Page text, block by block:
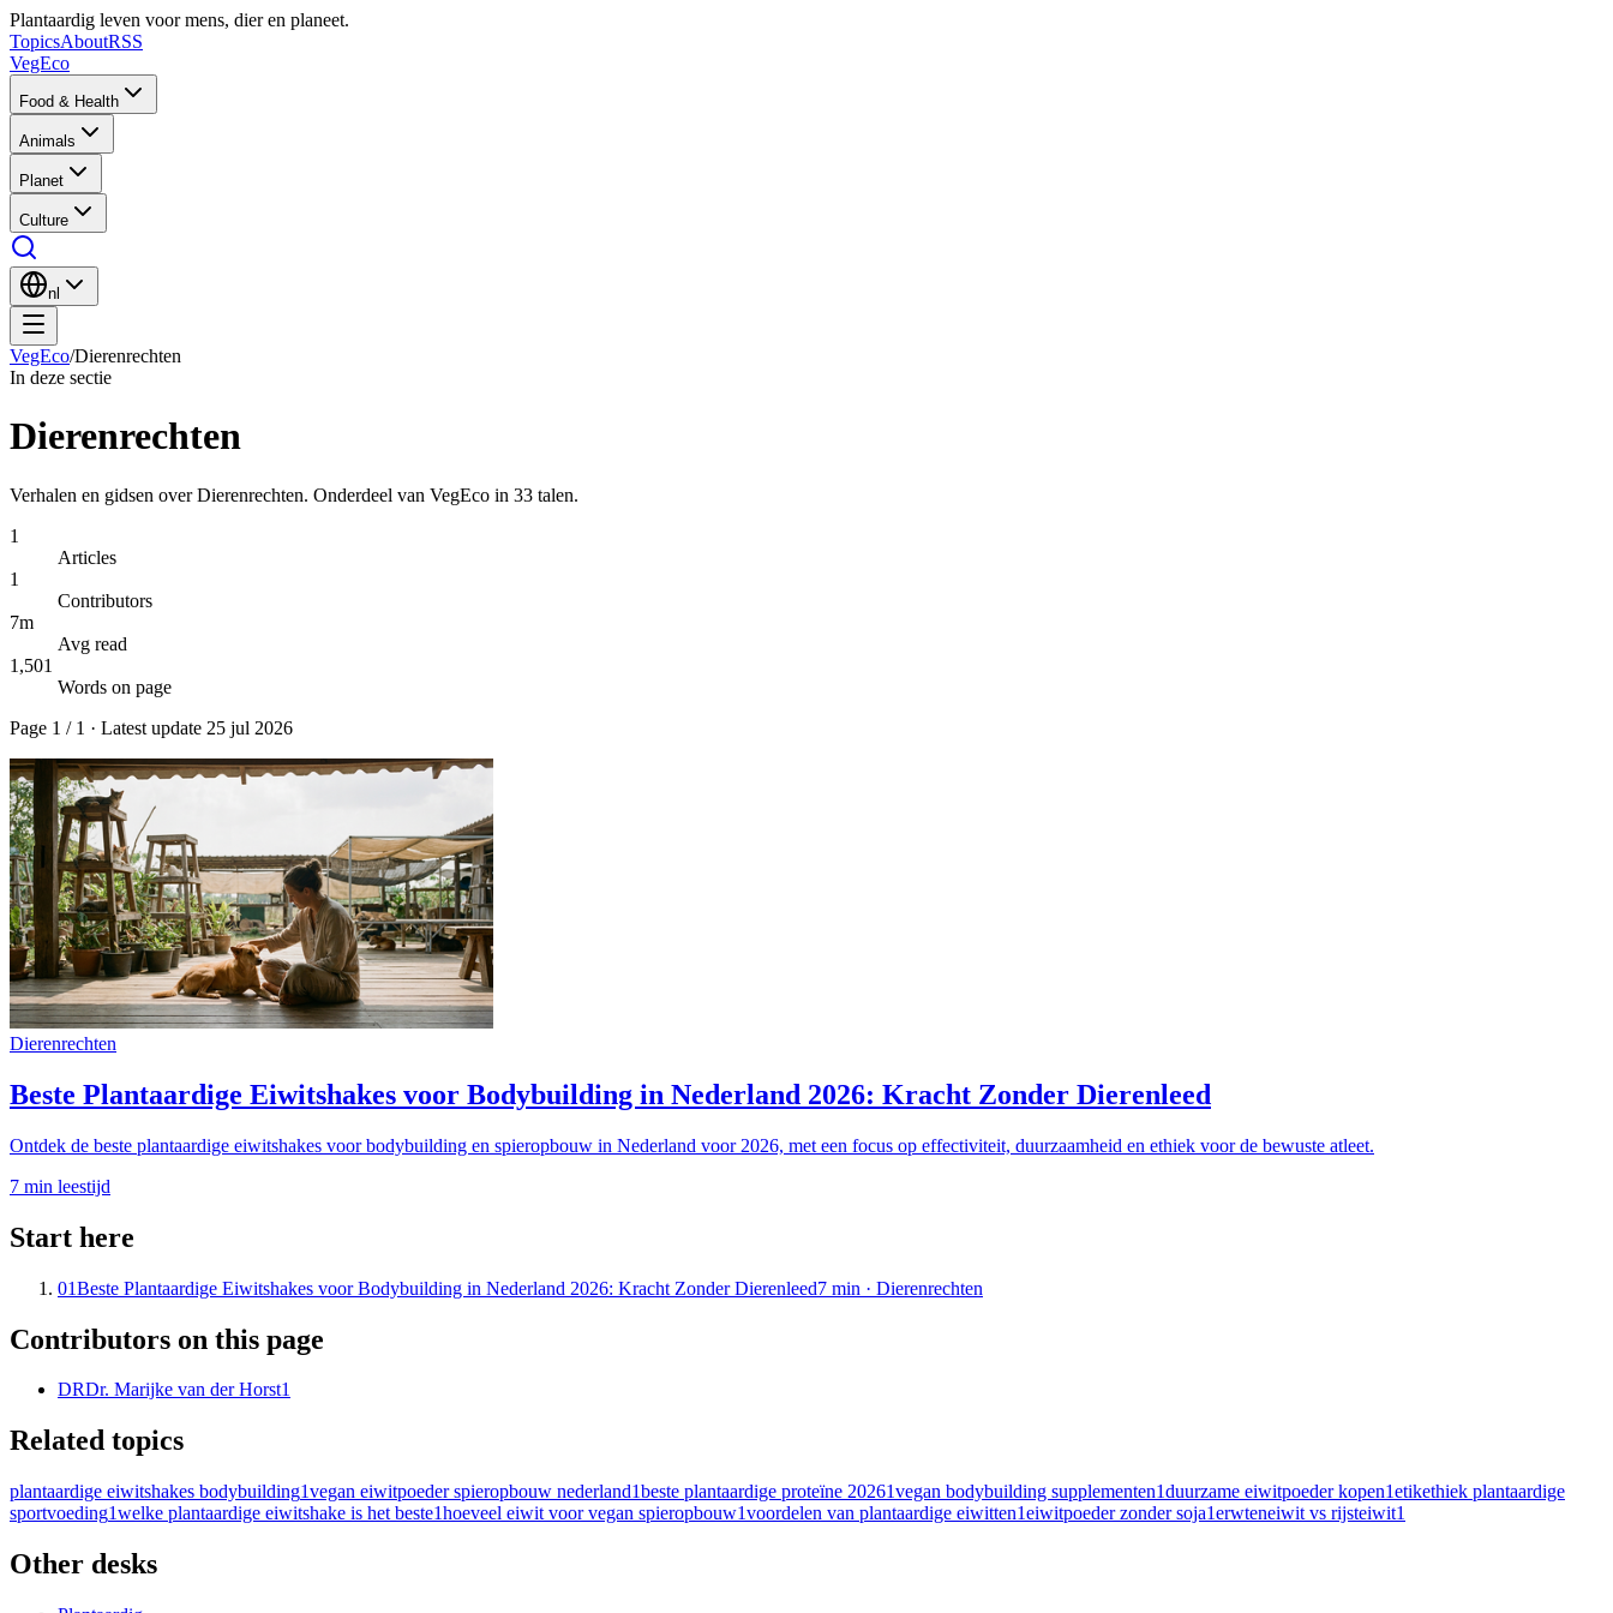
Plantaardig leven voor mens, dier en planeet.
TopicsAboutRSS
VegEco
Food & Health
Animals
Planet
Culture
nl
VegEco/Dierenrechten
In deze sectie
Dierenrechten
Verhalen en gidsen over Dierenrechten. Onderdeel van VegEco in 33 talen.
1
Articles
1
Contributors
7m
Avg read
1,501
Words on page
Page 1 / 1 · Latest update 25 jul 2026
Dierenrechten
Beste Plantaardige Eiwitshakes voor Bodybuilding in Nederland 2026: Kracht Zonder Dierenleed
Ontdek de beste plantaardige eiwitshakes voor bodybuilding en spieropbouw in Nederland voor 2026, met een focus op effectiviteit, duurzaamheid en ethiek voor de bewuste atleet.
7 min leestijd
Start here
01Beste Plantaardige Eiwitshakes voor Bodybuilding in Nederland 2026: Kracht Zonder Dierenleed7 min · Dierenrechten
Contributors on this page
DRDr. Marijke van der Horst1
Related topics
plantaardige eiwitshakes bodybuilding1vegan eiwitpoeder spieropbouw nederland1beste plantaardige proteïne 20261vegan bodybuilding supplementen1duurzame eiwitpoeder kopen1etikethiek plantaardige
sportvoeding1welke plantaardige eiwitshake is het beste1hoeveel eiwit voor vegan spieropbouw1voordelen van plantaardige eiwitten1eiwitpoeder zonder soja1erwteneiwit vs rijsteiwit1
Other desks